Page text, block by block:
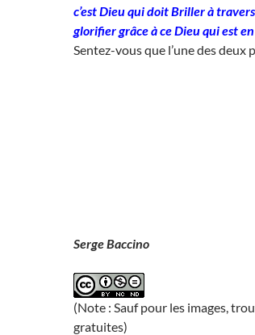
c’est Dieu qui doit Briller à
glorifier grâce à ce Dieu qui est
Sentez-vous que l’une des
Serge Baccino
(Note : Sauf pour les images,
gratuites)